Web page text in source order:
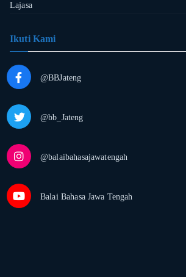
Lajasa
Ikuti Kami
@BBJateng
@bb_Jateng
@balaibahasajawatengah
Balai Bahasa Jawa Tengah